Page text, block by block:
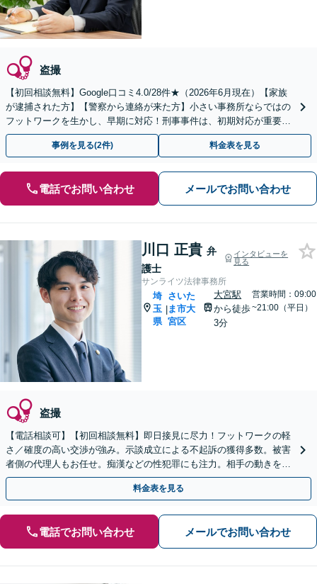
盗撮
【初回相談無料】Google口コミ4.0/28件★（2026年6月現在）【家族
が逮捕された方】【警察から連絡が来た方】小さい事務所ならではの
フットワークを生かし、早期に対応！刑事事件は、初期対応が重要な
ため、早めに弁護士にご相談ください。
事例を見る(2件) 料金表を見る
電話でお問い合わせ メールでお問い合わせ
川口 正貴 弁
護士
インタビューを
見る
サンライツ法律事務所
埼
玉
県
|
さいた
ま市大
宮区
大宮駅
から徒歩
3分
営業時間：09:00
~21:00（平日）
盗撮
【電話相談可】【初回相談無料】即日接見に尽力！フットワークの軽
さ／確度の高い交渉が強み。示談成立による不起訴の獲得多数。被害
者側の代理人もお任せ。痴漢などの性犯罪にも注力。相手の動きを先
読みし的確にサポート【完全個室】【大宮駅3分】
料金表を見る
電話でお問い合わせ メールでお問い合わせ